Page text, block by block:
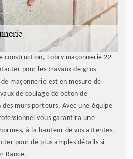
construction, Lobry maçonnerie 22
pour les travaux de gros
maçonnerie est en mesure de
de coulage de béton de
murs porteurs. Avec une équipe
vous garantira une
à la hauteur de vos attentes.
pour de plus amples détails si
Rance.